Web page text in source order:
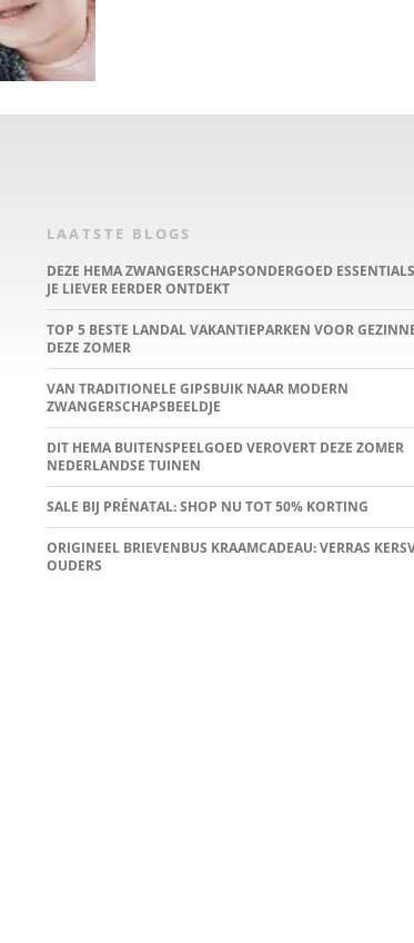
LAATSTE BLOGS
DEZE HEMA ZWANGERSCHAPSONDERGOED
JE LIEVER EERDER ONTDEKT
TOP 5 BESTE LANDAL VAKANTIEPARKEN VOOR
DEZE ZOMER
VAN TRADITIONELE GIPSBUIK NAAR MODERN
ZWANGERSCHAPSBEELDJE
DIT HEMA BUITENSPEELGOED VEROVERT DEZE ZOMER
NEDERLANDSE TUINEN
SALE BIJ PRÉNATAL: SHOP NU TOT 50% KORTING
ORIGINEEL BRIEVENBUS KRAAMCADEAU: VERRAS
OUDERS